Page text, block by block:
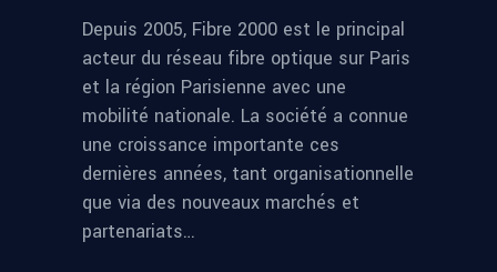
Depuis 2005, Fibre 2000 est le principal
acteur du réseau fibre optique sur Paris
et la région Parisienne avec une
mobilité nationale. La société a connue
une croissance importante ces
dernières années, tant organisationnelle
que via des nouveaux marchés et
partenariats…